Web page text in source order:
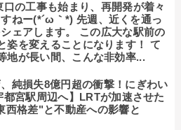
の工事も始まり、再開発が着々
ねー(*´ω｀*) 先週、近くを通っ
ェアします。 この広大な駅前の
姿を変えることになります！ て
地が長い間、こんな非効率...
、純損失8億円超の衝撃！にぎわい
都宮駅周辺へ】LRTが加速させた
西格差"と不動産への影響と